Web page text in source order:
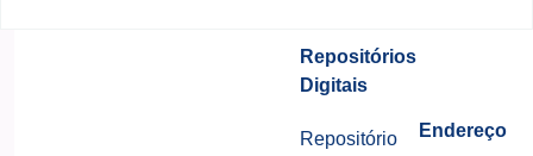
Repositórios
Digitais
Repositório
Endereço